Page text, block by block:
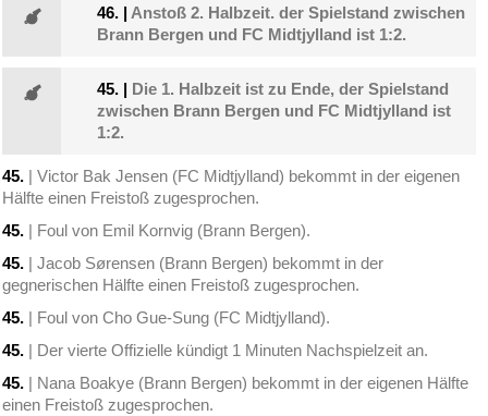
46. | Anstoß 2. Halbzeit. der Spielstand zwischen
Brann Bergen und FC Midtjylland ist 1:2.
45. | Die 1. Halbzeit ist zu Ende, der Spielstand
zwischen Brann Bergen und FC Midtjylland ist
1:2.
45. | Victor Bak Jensen (FC Midtjylland) bekommt in der eigenen
Hälfte einen Freistoß zugesprochen.
45. | Foul von Emil Kornvig (Brann Bergen).
45. | Jacob Sørensen (Brann Bergen) bekommt in der
gegnerischen Hälfte einen Freistoß zugesprochen.
45. | Foul von Cho Gue-Sung (FC Midtjylland).
45. | Der vierte Offizielle kündigt 1 Minuten Nachspielzeit an.
45. | Nana Boakye (Brann Bergen) bekommt in der eigenen Hälfte
einen Freistoß zugesprochen.